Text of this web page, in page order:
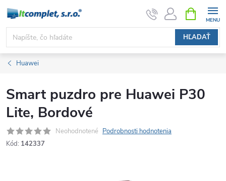
Prejsť
obsah
HĽADAŤ
KOŠÍK
Huawei
Smart puzdro pre Huawei P30
Lite, Bordové
Neohodnotené Podrobnosti hodnotenia
Kód: 142337